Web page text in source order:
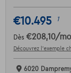
€10.495 1
Dès €208,10/
Découvrez l’exemple
6020